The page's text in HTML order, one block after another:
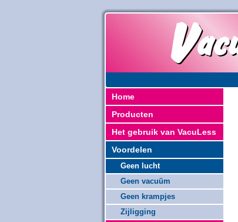
Home
Producten
Het gebruik van VacuLess
Voordelen
Geen lucht
Geen vacuüm
Geen krampjes
Zijligging